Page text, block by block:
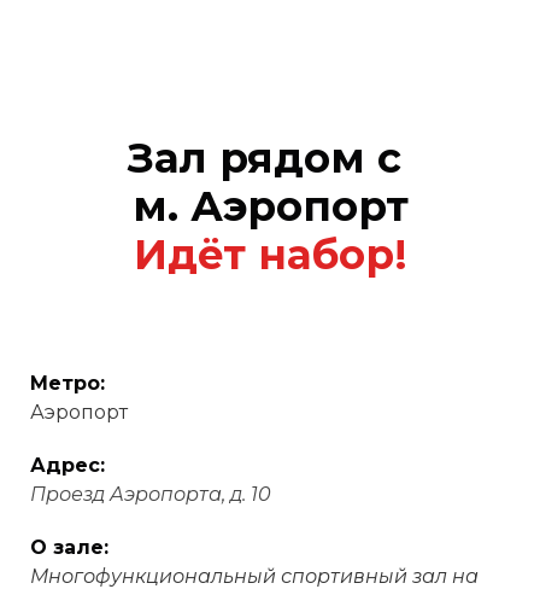
Зал рядом с
м. Аэропорт
Идёт набор!
Метро:
Аэропорт
Адрес:
Проезд Аэропорта, д. 10
О зале:
Многофункциональный спортивный зал на